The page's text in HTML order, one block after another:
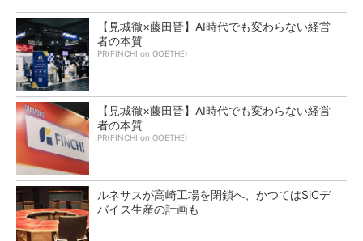
【見城徹×藤田晋】AI時代でも変わらない経営
者の本質
PR(FINCHI on GOETHE)
【見城徹×藤田晋】AI時代でも変わらない経営
者の本質
PR(FINCHI on GOETHE)
ルネサスが高崎工場を閉鎖へ、かつてはSiCデ
バイス生産の計画も